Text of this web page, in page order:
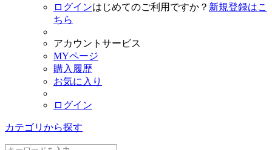
ログインはじめてのご利用ですか？ 新規登録はこ
ちら
アカウントサービス
MYページ
購入履歴
お気に入り
ログイン
カテゴリから探す